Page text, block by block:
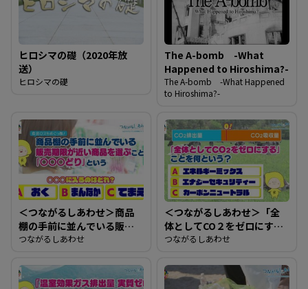
ヒロシマの礎（2020年放
送）
ヒロシマの礎
The A-bomb -What
Happened to Hiroshima?-
The A-bomb -What Happened
to Hiroshima?-
＜つながるしあわせ＞商品
棚の手前に並んでいる販売
期限が近い商品を選ぶこと
○○○に入るのはどれ？
つながるしあわせ
＜つながるしあわせ＞「全
体としてCO２をゼロにす
る」ことを何という？
つながるしあわせ